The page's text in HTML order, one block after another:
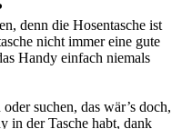
denn die Hosentasche ist
nicht immer eine gute
Handy einfach niemals
suchen, das wär’s doch,
in der Tasche habt, dank